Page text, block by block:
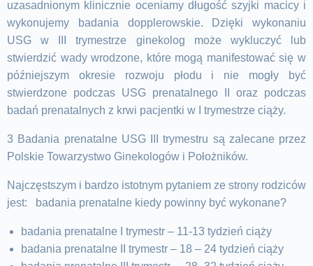
uzasadnionym klinicznie oceniamy długość szyjki macicy i
wykonujemy badania dopplerowskie. Dzięki wykonaniu
USG w III trymestrze ginekolog może wykluczyć lub
stwierdzić wady wrodzone, które mogą manifestować się w
późniejszym okresie rozwoju płodu i nie mogły być
stwierdzone podczas USG prenatalnego II oraz podczas
badań prenatalnych z krwi pacjentki w I trymestrze ciąży.
3 Badania prenatalne USG III trymestru są zalecane przez
Polskie Towarzystwo Ginekologów i Położników.
Najczęstszym i bardzo istotnym pytaniem ze strony rodziców
jest: badania prenatalne kiedy powinny być wykonane?
badania prenatalne I trymestr – 11-13 tydzień ciąży
badania prenatalne II trymestr – 18 – 24 tydzień ciąży